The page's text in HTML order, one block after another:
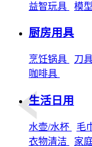
益智玩具 模型
厨房用具
烹饪锅具 刀
咖啡具
生活日用
水壶/水杯 毛
衣物清洁
家